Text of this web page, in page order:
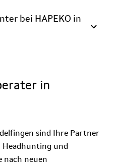
bei HAPEKO in
in
sind Ihre Partner
und
nach neuen